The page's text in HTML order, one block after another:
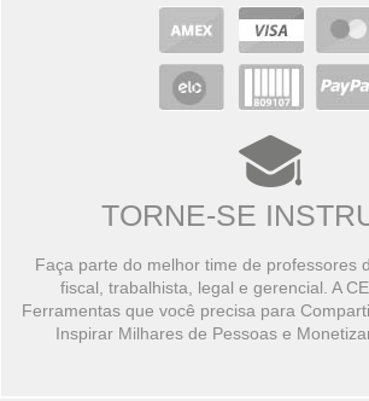
TORNE-SE
Faça parte do melhor time de professores
fiscal, trabalhista, legal e gerencial. A
Ferramentas que você precisa para
Inspirar Milhares de Pessoas e